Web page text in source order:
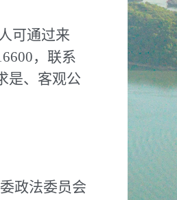
可通过来
，联系
是、客观公
政法委员会